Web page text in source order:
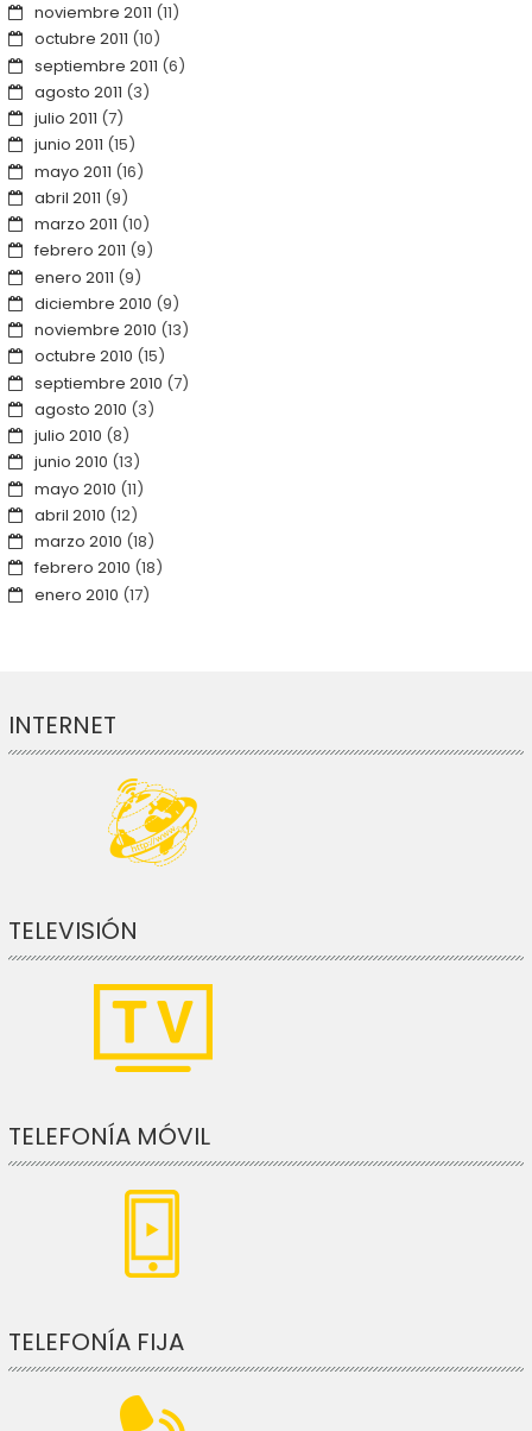
noviembre 2011 (11)
octubre 2011 (10)
septiembre 2011 (6)
agosto 2011 (3)
julio 2011 (7)
junio 2011 (15)
mayo 2011 (16)
abril 2011 (9)
marzo 2011 (10)
febrero 2011 (9)
enero 2011 (9)
diciembre 2010 (9)
noviembre 2010 (13)
octubre 2010 (15)
septiembre 2010 (7)
agosto 2010 (3)
julio 2010 (8)
junio 2010 (13)
mayo 2010 (11)
abril 2010 (12)
marzo 2010 (18)
febrero 2010 (18)
enero 2010 (17)
INTERNET
TELEVISIÓN
TELEFONÍA MÓVIL
TELEFONÍA FIJA